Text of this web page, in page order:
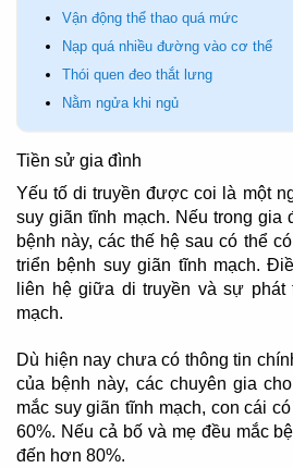
Vận động thể thao quá mức
Nạp quá nhiều đường vào cơ thể
Thói quen đeo thắt lưng
Nằm ngửa khi ngủ
Tiền sử gia đình
Yếu tố di truyền được coi là một
suy giãn tĩnh mạch. Nếu trong gia
bệnh này, các thế hệ sau có thể
triển bệnh suy giãn tĩnh mạch.
liên hệ giữa di truyền và sự phát
mạch.
Dù hiện nay chưa có thông tin
của bệnh này, các chuyên gia
mắc suy giãn tĩnh mạch, con cái
60%. Nếu cả bố và mẹ đều mắc
đến hơn 80%.